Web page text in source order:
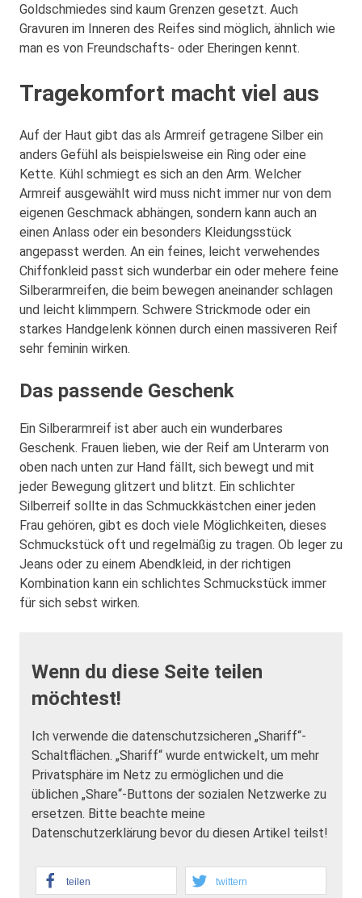
Goldschmiedes sind kaum Grenzen gesetzt. Auch
Gravuren im Inneren des Reifes sind möglich, ähnlich wie
man es von Freundschafts- oder Eheringen kennt.
Tragekomfort macht viel aus
Auf der Haut gibt das als Armreif getragene Silber ein
anders Gefühl als beispielsweise ein Ring oder eine
Kette. Kühl schmiegt es sich an den Arm. Welcher
Armreif ausgewählt wird muss nicht immer nur von dem
eigenen Geschmack abhängen, sondern kann auch an
einen Anlass oder ein besonders Kleidungsstück
angepasst werden. An ein feines, leicht verwehendes
Chiffonkleid passt sich wunderbar ein oder mehere feine
Silberarmreifen, die beim bewegen aneinander schlagen
und leicht klimmpern. Schwere Strickmode oder ein
starkes Handgelenk können durch einen massiveren Reif
sehr feminin wirken.
Das passende Geschenk
Ein Silberarmreif ist aber auch ein wunderbares
Geschenk. Frauen lieben, wie der Reif am Unterarm von
oben nach unten zur Hand fällt, sich bewegt und mit
jeder Bewegung glitzert und blitzt. Ein schlichter
Silberreif sollte in das Schmuckkästchen einer jeden
Frau gehören, gibt es doch viele Möglichkeiten, dieses
Schmuckstück oft und regelmäßig zu tragen. Ob leger zu
Jeans oder zu einem Abendkleid, in der richtigen
Kombination kann ein schlichtes Schmuckstück immer
für sich sebst wirken.
Wenn du diese Seite teilen
möchtest!
Ich verwende die datenschutzsicheren „Shariff“-
Schaltflächen. „Shariff“ wurde entwickelt, um mehr
Privatsphäre im Netz zu ermöglichen und die
üblichen „Share“-Buttons der sozialen Netzwerke zu
ersetzen. Bitte beachte meine
Datenschutzerklärung bevor du diesen Artikel teilst!
teilen twittern